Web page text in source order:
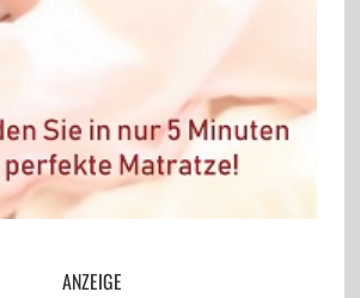
ANZEIGE